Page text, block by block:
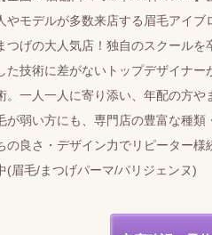
やモデルが多数来店する眉毛アイブ
つげの大人気店！独自のスクールを
た技術に差がないトップデザイナー
。一人一人に寄り添い、年配の方や
が弱い方にも、専門店の豊富な種類
の良さ・デザイン力でリピーター様
(眉毛/まつげパーマ/パリジェンヌ)